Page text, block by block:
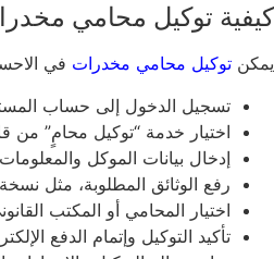
كيفية توكيل محامي
يمكن توكيل محامي مخدرات في
تسجيل الدخول إلى حساب
اختيار خدمة “توكيل محامٍ” من
إدخال بيانات الموكل
رفع الوثائق المطلوبة، مثل
اختيار المحامي أو المكتب
تأكيد التوكيل وإتمام الدفع